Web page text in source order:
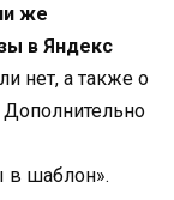
же
в Яндекс
нет, а также о
в шаблон».